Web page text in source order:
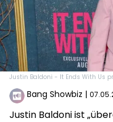
Justin Baldoni - It Ends With Us
Bang Showbiz |
Justin Baldoni ist